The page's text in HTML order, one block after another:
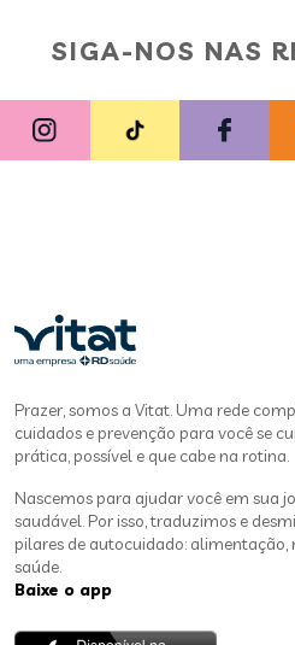
SIGA-NOS NAS
Prazer, somos a Vitat. Uma rede
cuidados e prevenção para você se
prática, possível e que cabe na rotina.
Nascemos para ajudar você em sua
saudável. Por isso, traduzimos e
pilares de autocuidado: alimentação,
saúde.
Baixe o app